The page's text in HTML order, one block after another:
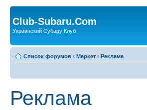
Club-Subaru.Com
Украинский Субару Клуб
Список форумов ‹ Маркет ‹ Реклама
Реклама